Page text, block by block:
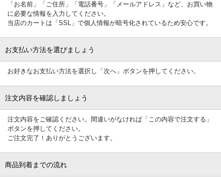
「お名前」「ご住所」「電話番号」「メールアドレス」など、お買い物
に必要な情報を入力してください。
当店のカートは「SSL」で個人情報が暗号化されているため安心です。
お支払い方法を選びましょう
お好きなお支払い方法を選択し「次へ」ボタンを押してください。
注文内容を確認しましょう
注文内容をご確認ください。間違いがなければ「この内容で注文する」
ボタンを押してください。
ご注文完了！ありがとうございます。
商品到着までの流れ